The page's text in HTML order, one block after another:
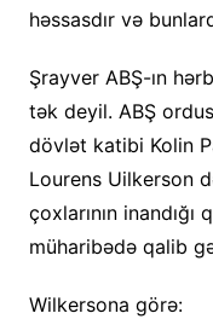
həssasdır və
Şrayver ABŞ-ın
tək deyil. ABŞ
dövlət katibi Kolin
Lourens Uilkerson
çoxlarının
müharibədə qalib
Wilkersona görə: